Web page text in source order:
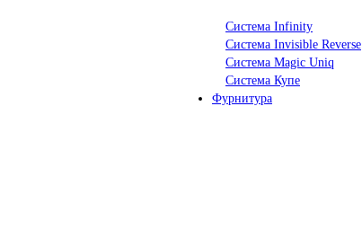
Система Infinity
Система Invisible Reverse
Система Magic Uniq
Система Купе
Фурнитура